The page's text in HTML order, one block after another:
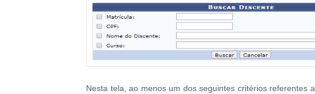
Nesta tela, ao menos um dos seguintes critérios referentes